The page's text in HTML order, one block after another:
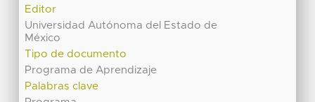
Editor
Universidad Autónoma del Estado de
México
Tipo de documento
Programa de Aprendizaje
Palabras clave